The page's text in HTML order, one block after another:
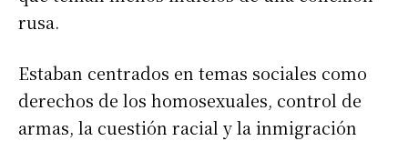
rusa.
Estaban centrados en temas sociales como
derechos de los homosexuales, control de
armas, la cuestión racial y la inmigración